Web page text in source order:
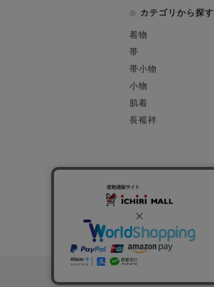
カテゴリから探す
着物
帯
帯小物
小物
肌着
長襦袢